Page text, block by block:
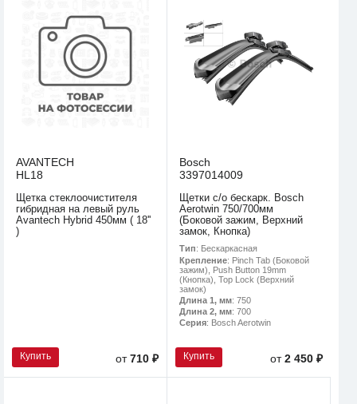
AVANTECH
HL18
Щетка стеклоочистителя
гибридная на левый руль
Avantech Hybrid 450мм ( 18''
)
Купить от710 ₽
Bosch
3397014009
Щетки с/о бескарк. Bosch
Aerotwin 750/700мм
(Боковой зажим, Верхний
замок, Кнопка)
Тип: Бескаркасная
Крепление: Pinch Tab (Боковой
зажим), Push Button 19mm
(Кнопка), Top Lock (Верхний
замок)
Длина 1, мм: 750
Длина 2, мм: 700
Серия: Bosch Aerotwin
Купить от2 450 ₽